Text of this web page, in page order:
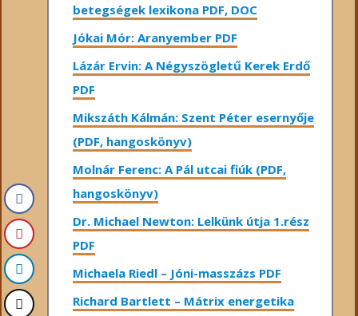
betegségek lexikona PDF, DOC
Jókai Mór: Aranyember PDF
Lázár Ervin: A Négyszögletű Kerek Erdő
PDF
Mikszáth Kálmán: Szent Péter esernyője
(PDF, hangoskönyv)
Molnár Ferenc: A Pál utcai fiúk (PDF,
hangoskönyv)
Dr. Michael Newton: Lelkünk útja 1.rész
PDF
Michaela Riedl – Jóni-masszázs PDF
Richard Bartlett – Mátrix energetika